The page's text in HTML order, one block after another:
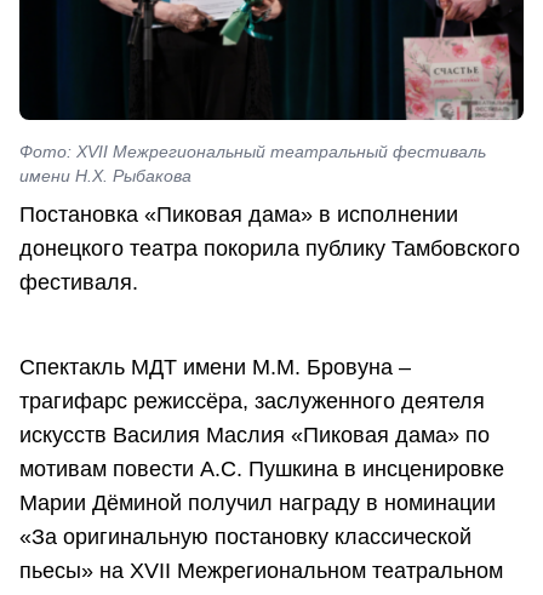
Фото: XVII Межрегиональный театральный фестиваль
имени Н.Х. Рыбакова
Постановка «Пиковая дама» в исполнении
донецкого театра покорила публику Тамбовского
фестиваля.
Спектакль МДТ имени М.М. Бровуна –
трагифарс режиссёра, заслуженного деятеля
искусств Василия Маслия «Пиковая дама» по
мотивам повести А.С. Пушкина в инсценировке
Марии Дёминой получил награду в номинации
«За оригинальную постановку классической
пьесы» на XVII Межрегиональном театральном